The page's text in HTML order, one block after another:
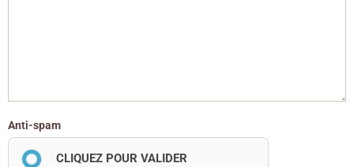
Anti-spam
CLIQUEZ POUR VALIDER